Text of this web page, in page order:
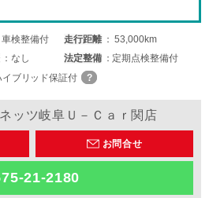
車検整備付 走行距離
53,000km
なし 法定整備
定期点検整備付
イブリッド保証付
ッツ岐阜Ｕ－Ｃａｒ関店
お問合せ
21-2180